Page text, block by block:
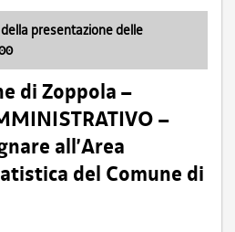
presentazione delle
di Zoppola –
–
all’Area
del Comune di